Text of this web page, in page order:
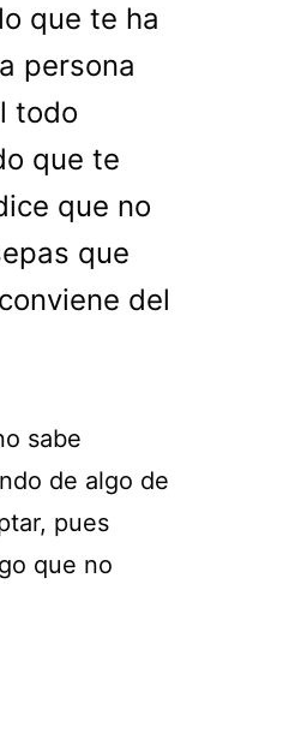
que te ha
persona
todo
que te
que no
que
del
sabe
de algo de
pues
que no